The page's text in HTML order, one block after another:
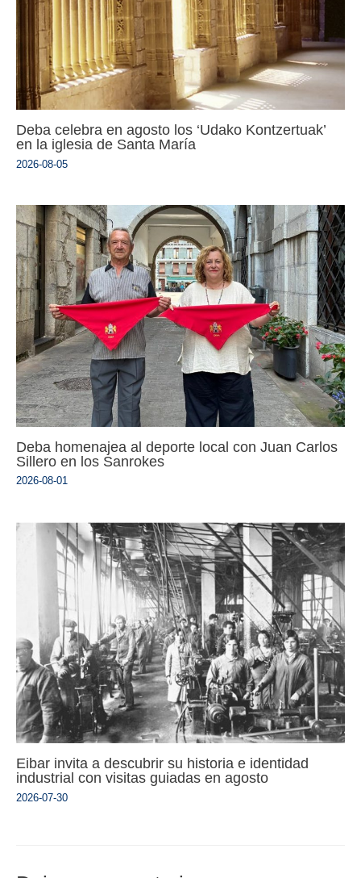
Deba celebra en agosto los ‘Udako Kontzertuak’
en la iglesia de Santa María
2026-08-05
Deba homenajea al deporte local con Juan Carlos
Sillero en los Sanrokes
2026-08-01
Eibar invita a descubrir su historia e identidad
industrial con visitas guiadas en agosto
2026-07-30